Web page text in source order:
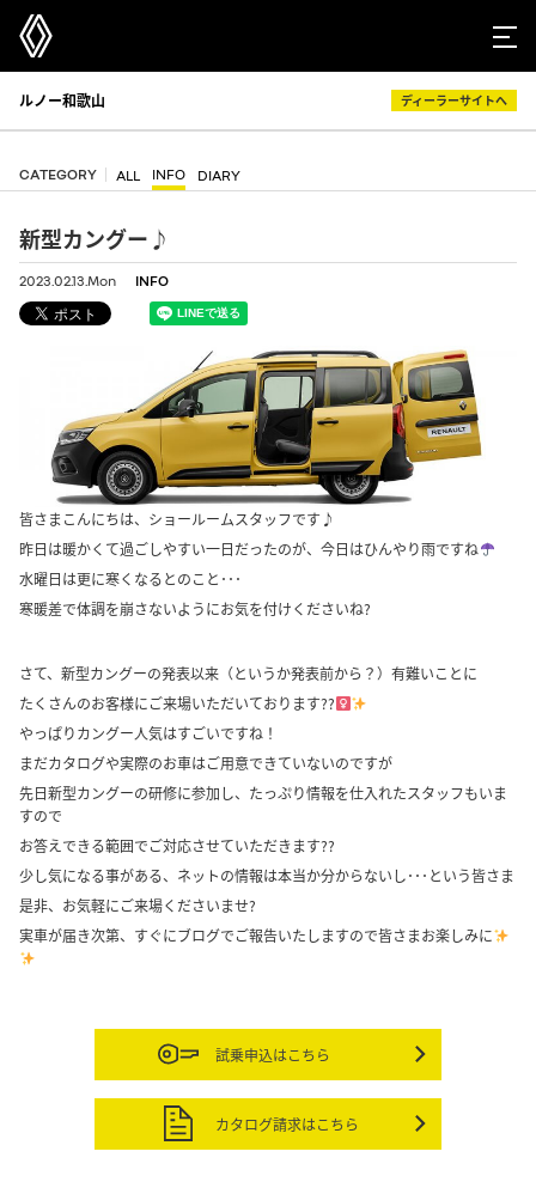
ルノー和歌山 ディーラーサイトへ
CATEGORY ALL INFO DIARY
新型カングー♪
2023.02.13.Mon INFO
皆さまこんにちは、ショールームスタッフです♪
昨日は暖かくて過ごしやすい一日だったのが、今日はひんやり雨ですね
水曜日は更に寒くなるとのこと･･･
寒暖差で体調を崩さないようにお気を付けくださいね?
さて、新型カングーの発表以来（というか発表前から？）有難いことに
たくさんのお客様にご来場いただいております??‍
やっぱりカングー人気はすごいですね！
まだカタログや実際のお車はご用意できていないのですが
先日新型カングーの研修に参加し、たっぷり情報を仕入れたスタッフもいま
すので
お答えできる範囲でご対応させていただきます??
少し気になる事がある、ネットの情報は本当か分からないし･･･という皆さま
是非、お気軽にご来場くださいませ?
実車が届き次第、すぐにブログでご報告いたしますので皆さまお楽しみに
試乗申込はこちら
カタログ請求はこちら